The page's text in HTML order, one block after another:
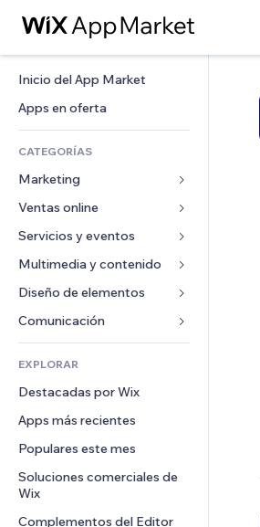
Inicio del App Market
Apps en oferta
CATEGORÍAS
Marketing
Anuncios
Móvil
Analíticas
Anuncios del sitio
Email
Ventas online
Apps para tiendas
Envíos y entregas
Botones de venta
Contabilidad
Cupones y fidelización
Almacenamiento de mercancía
Crowdfunding
Alimentos y bebidas
Servicios y eventos
Hoteles
Eventos
Restaurantes
Inmobiliarias
Reservas
Multimedia y contenido
Galerías
Música
Pódcast
Fotografía
Video
PDF
Compartir archivos
Noticias
Servicios de contenido
Efectos de texto
Diseño de elementos
Mapas y navegación
Privacidad y seguridad
Reloj
Plantillas para páginas
Efectos de imágenes
Botones y menús
Banners e insignias
Calculadoras
Buscar
Formularios
Encuestas
Chat
Comentarios
Teléfono
Comunidad
EXPLORAR
Destacadas por Wix
Apps más recientes
Populares este mes
Soluciones comerciales de
Wix
Complementos del Editor